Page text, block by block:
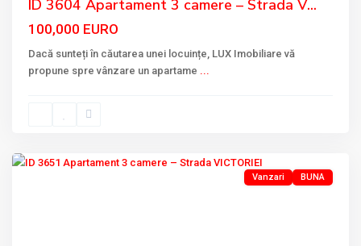
ID 3604 Apartament 3 camere – Strada V...
100,000 EURO
Dacă sunteți în căutarea unei locuințe, LUX Imobiliare vă
propune spre vânzare un apartame ...
VICTORIEI
Vanzari BUNA